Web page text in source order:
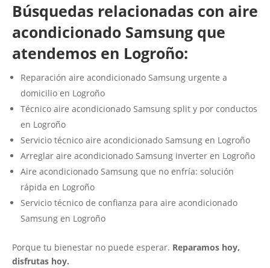
Búsquedas relacionadas con aire
acondicionado Samsung que
atendemos en Logroño:
Reparación aire acondicionado Samsung urgente a
domicilio en Logroño
Técnico aire acondicionado Samsung split y por conductos
en Logroño
Servicio técnico aire acondicionado Samsung en Logroño
Arreglar aire acondicionado Samsung inverter en Logroño
Aire acondicionado Samsung que no enfría: solución
rápida en Logroño
Servicio técnico de confianza para aire acondicionado
Samsung en Logroño
Porque tu bienestar no puede esperar. Reparamos hoy,
disfrutas hoy.